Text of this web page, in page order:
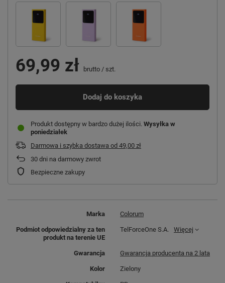
69,99 zł brutto / szt.
Dodaj do koszyka
Produkt dostępny w bardzo dużej ilości Wysyłka w
poniedziałek
Darmowa i szybka dostawa od 49,00 zł
30 dni na darmowy zwrot
Bezpieczne zakupy
Marka Colorum
Podmiot odpowiedzialny za ten
produkt na terenie UE
TelForceOne S.A. Więcej
Gwarancja Gwarancja producenta na 2 lata
Kolor Zielony